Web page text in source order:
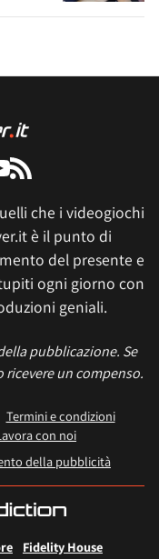
che i videogiochi
è il punto di
del presente e
ogni giorno con
geniali.
pubblicazione. Se
un compenso.
Termini e condizioni
con noi
della pubblicità
Fidelity House